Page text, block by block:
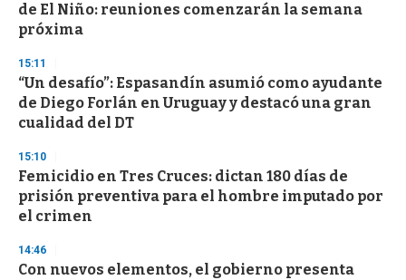
de El Niño: reuniones comenzarán la semana
próxima
15:11
“Un desafío”: Espasandín asumió como ayudante
de Diego Forlán en Uruguay y destacó una gran
cualidad del DT
15:10
Femicidio en Tres Cruces: dictan 180 días de
prisión preventiva para el hombre imputado por
el crimen
14:46
Con nuevos elementos, el gobierno presenta